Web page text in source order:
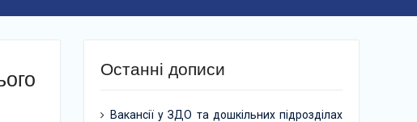
Останні дописи
Вакансії у ЗДО та дошкільних підрозділах